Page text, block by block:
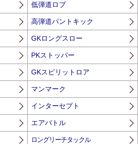
低弾道ロブ
高弾道パントキック
GKロングスロー
PKストッパー
GKスピリットロア
マンマーク
インターセプト
エアバトル
ロングリーチタックル